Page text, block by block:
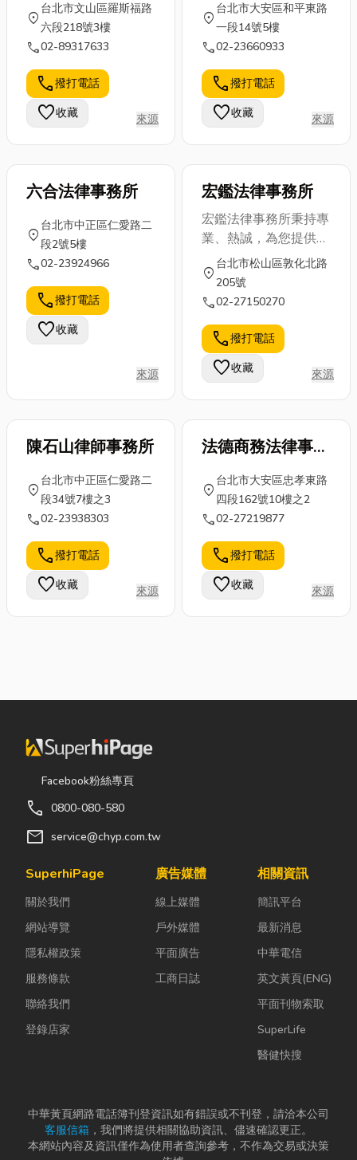
也曾為了尋找
一家值得信賴
的機車行而感
到困惑？面對
琳瑯滿目的保
養項目，哪些
才是真正必要
的？又該如何
確保...
「地下英雄」
即使第一次聽
到「基樁」這
個詞會滿臉問
號也沒關係！
這篇文章，將
一步...
什麼？空壓機
用途以及空壓
機原理是什
麼？今天小編
就來分享一下
空壓機知識，
文末還會提供
台中空壓機廠
商推...
location_on
台北市文山區羅斯福路
六段218號3樓
call02-89317633
call撥打電話
favorite收藏 來源
location_on
台北市大安區和平東路
一段14號5樓
call02-23660933
call撥打電話
favorite收藏 來源
六合法律事務所
location_on
台北市中正區仁愛路二
段2號5樓
call02-23924966
call撥打電話
favorite收藏
來源
宏鑑法律事務所
宏鑑法律事務所秉持專
業、熱誠，為您提供最
好的服務。營業項目：
民刑訴訟、車禍賠償、
票據糾紛、法院拍賣、
法律顧問、代寫書狀、
疑難解答。歡迎來電洽
詢
location_on
台北市松山區敦化北路
205號
call02-27150270
call撥打電話
favorite收藏 來源
陳石山律師事務所
location_on
台北市中正區仁愛路二
段34號7樓之3
call02-23938303
call撥打電話
favorite收藏 來源
法德商務法律事務
location_on
台北市大安區忠孝東路
四段162號10樓之2
call02-27219877
call撥打電話
favorite收藏 來源
Facebook粉絲專頁
call 0800-080-580
mail service@chyp.com.tw
SuperhiPage
關於我們
網站導覽
隱私權政策
服務條款
聯絡我們
登錄店家
廣告媒體
線上媒體
戶外媒體
平面廣告
工商日誌
相關資訊
簡訊平台
最新消息
中華電信
英文黃頁(ENG)
平面刊物索取
SuperLife
醫健快搜
中華黃頁網路電話簿刊登資訊如有錯誤或不刊登，請洽本公司
客服信箱 ，我們將提供相關協助資訊、儘速確認更正。
本網站內容及資訊僅作為使用者查詢參考，不作為交易或決策